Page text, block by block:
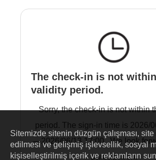
The check-in is not
validity period.
Sorry, the check-in is not within
period. The sign-in time is 2026/
—2026/06/13 17:00 . We look
participation.
Sitemizde sitenin düzgün çalışması,
edilmesi ve gelişmiş işlevsellik, sosyal
kişiselleştirilmiş içerik ve reklamların